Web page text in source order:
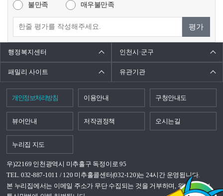
불만족 매우불만족
평가
행정복지센터 인천시·군구
패밀리 사이트 유관기관
개인정보처리방침 이용안내 구청안내도
뷰어안내 저작권정책 오시는길
누리집 지도
우)22169 인천광역시 미추홀구 독정이로 95
TEL. 032-887-1011 / 120 미추홀콜센터(032-120)는 24시간 운영됩니다.
본 누리집에서는 이메일 주소가 무단 수집되는 것을 거부하며, 위반시 정보